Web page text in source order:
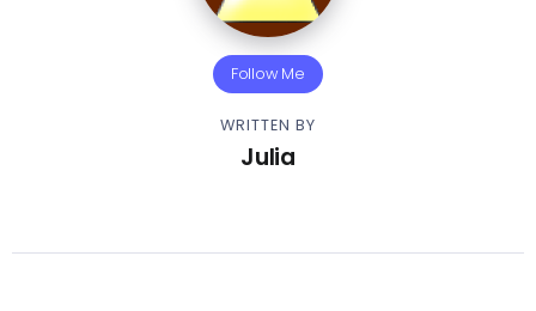
Follow Me
WRITTEN BY
Julia